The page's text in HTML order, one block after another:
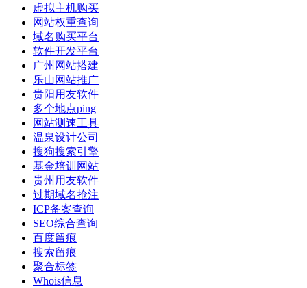
虚拟主机购买
网站权重查询
域名购买平台
软件开发平台
广州网站搭建
乐山网站推广
贵阳用友软件
多个地点ping
网站测速工具
温泉设计公司
搜狗搜索引擎
基金培训网站
贵州用友软件
过期域名抢注
ICP备案查询
SEO综合查询
百度留痕
搜索留痕
聚合标签
Whois信息